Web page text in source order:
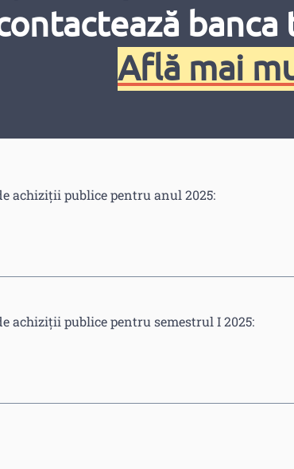
banca
Află mai
achiziții publice pentru anul 2025:
achiziții publice pentru semestrul I 2025: